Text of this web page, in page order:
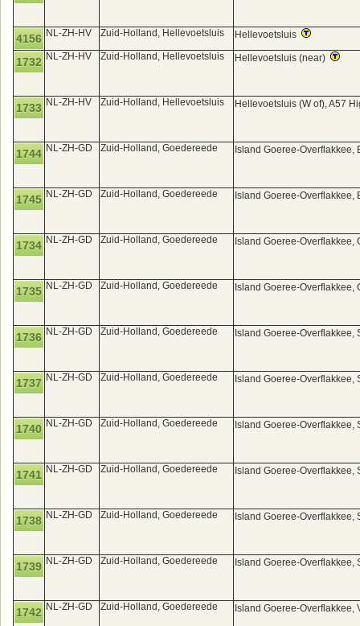
4156 NL-ZH-HV Zuid-Holland, Hellevoetsluis Hellevoetsluis
1732 NL-ZH-HV Zuid-Holland, Hellevoetsluis Hellevoetsluis (near)
1733 NL-ZH-HV Zuid-Holland, Hellevoetsluis Hellevoetsluis (W of), A57
1744 NL-ZH-GD Zuid-Holland, Goedereede Island Goeree-
1745 NL-ZH-GD Zuid-Holland, Goedereede Island Goeree-
1734 NL-ZH-GD Zuid-Holland, Goedereede Island Goeree-
1735 NL-ZH-GD Zuid-Holland, Goedereede Island Goeree-
1736 NL-ZH-GD Zuid-Holland, Goedereede Island Goeree-Overflakkee,
1737 NL-ZH-GD Zuid-Holland, Goedereede Island Goeree-Overflakkee,
1740 NL-ZH-GD Zuid-Holland, Goedereede Island Goeree-
1741 NL-ZH-GD Zuid-Holland, Goedereede Island Goeree-
1738 NL-ZH-GD Zuid-Holland, Goedereede Island Goeree-Overflakkee,
1739 NL-ZH-GD Zuid-Holland, Goedereede Island Goeree-Overflakkee,
1742 NL-ZH-GD Zuid-Holland, Goedereede Island Goeree-